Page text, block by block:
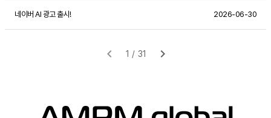
네이버 AI 광고 출시! 2026-06-30